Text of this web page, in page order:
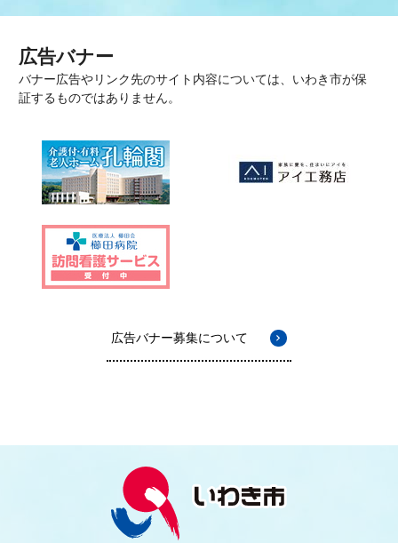
広告バナー
バナー広告やリンク先のサイト内容については、いわき市が保
証するものではありません。
広告バナー募集について